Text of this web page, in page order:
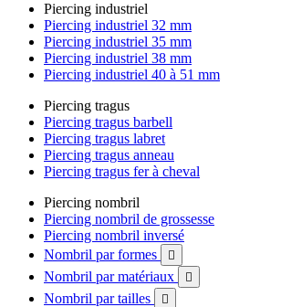
Piercing industriel
Piercing industriel 32 mm
Piercing industriel 35 mm
Piercing industriel 38 mm
Piercing industriel 40 à 51 mm
Piercing tragus
Piercing tragus barbell
Piercing tragus labret
Piercing tragus anneau
Piercing tragus fer à cheval
Piercing nombril
Piercing nombril de grossesse
Piercing nombril inversé
Nombril par formes

Nombril par matériaux 
Nombril par tailles 